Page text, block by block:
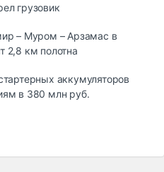
грузовик
– Муром – Арзамас в
2,8 км полотна
аккумуляторов
в 380 млн руб.